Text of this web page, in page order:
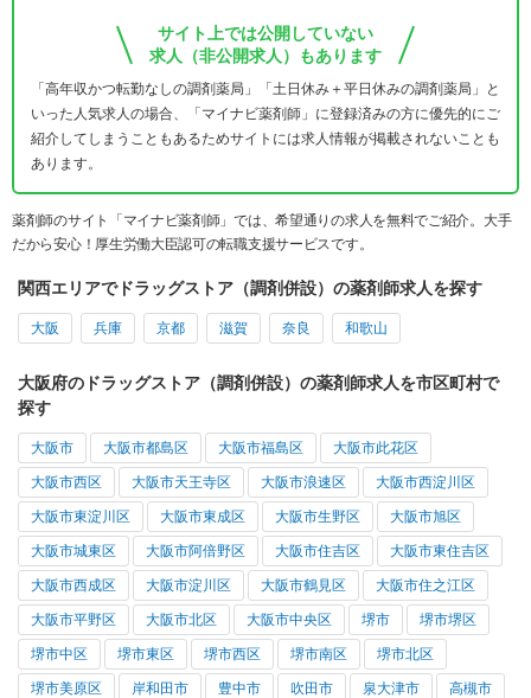
サイト上では公開していない
求人（非公開求人）もあります
「高年収かつ転勤なしの調剤薬局」「土日休み＋平日休みの調剤薬局」と
いった人気求人の場合、「マイナビ薬剤師」に登録済みの方に優先的にご
紹介してしまうこともあるためサイトには求人情報が掲載されないことも
あります。
薬剤師のサイト「マイナビ薬剤師」では、希望通りの求人を無料でご紹介。大手
だから安心！厚生労働大臣認可の転職支援サービスです。
関西エリアでドラッグストア（調剤併設）の薬剤師求人を探す
大阪 兵庫 京都 滋賀 奈良 和歌山
大阪府のドラッグストア（調剤併設）の薬剤師求人を市区町村で
探す
大阪市 大阪市都島区 大阪市福島区 大阪市此花区
大阪市西区 大阪市天王寺区 大阪市浪速区 大阪市西淀川区
大阪市東淀川区 大阪市東成区 大阪市生野区 大阪市旭区
大阪市城東区 大阪市阿倍野区 大阪市住吉区 大阪市東住吉区
大阪市西成区 大阪市淀川区 大阪市鶴見区 大阪市住之江区
大阪市平野区 大阪市北区 大阪市中央区 堺市 堺市堺区
堺市中区 堺市東区 堺市西区 堺市南区 堺市北区
堺市美原区 岸和田市 豊中市 吹田市 泉大津市 高槻市